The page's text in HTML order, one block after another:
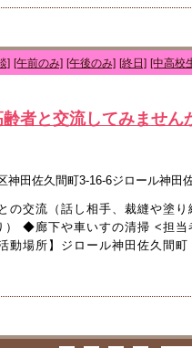
] [午前のみ] [午後のみ] [終日] [中高校
者と交流してみません
神田佐久間町3-16-6ジロール神田
の交流（話し相手、裁縫や塗
） ◆廊下や車いすの清掃 <担
動場所】ジロール神田佐久間